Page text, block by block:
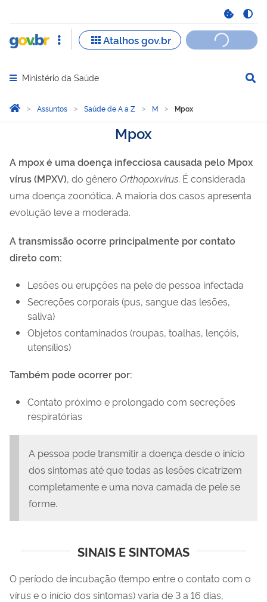
Abrir menu principal de navegação
Ministério da Saúde
Você está aqui:
Página Inicial
Assuntos Saúde de A a Z M Mpox
Mpox
A mpox é uma doença infecciosa causada pelo Mpox
vírus (MPXV), do gênero Orthopoxvirus. É considerada
uma doença zoonótica. A maioria dos casos apresenta
evolução leve a moderada.
A transmissão ocorre principalmente por contato
direto com:
Lesões ou erupções na pele de pessoa infectada
Secreções corporais (pus, sangue das lesões,
saliva)
Objetos contaminados (roupas, toalhas, lençóis,
utensílios)
Também pode ocorrer por:
Contato próximo e prolongado com secreções
respiratórias
A pessoa pode transmitir a doença desde o início
dos sintomas até que todas as lesões cicatrizem
completamente e uma nova camada de pele se
forme.
SINAIS E SINTOMAS
O período de incubação (tempo entre o contato com o
vírus e o início dos sintomas) varia de 3 a 16 dias,